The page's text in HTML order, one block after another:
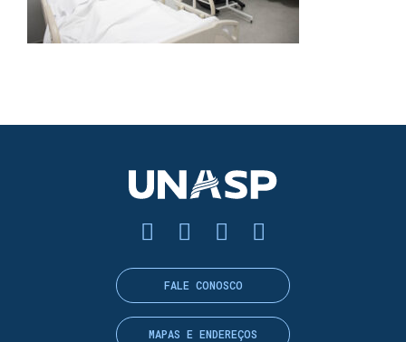
FALE CONOSCO
MAPAS E ENDEREÇOS